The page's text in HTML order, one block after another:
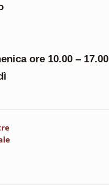
ore 10.00 – 17.00